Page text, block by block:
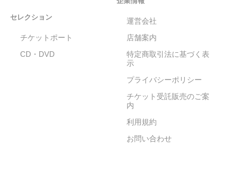
セレクション
チケットポート
CD・DVD
運営会社
店舗案内
特定商取引法に基づく表
示
プライバシーポリシー
チケット受託販売のご案
内
利用規約
お問い合わせ